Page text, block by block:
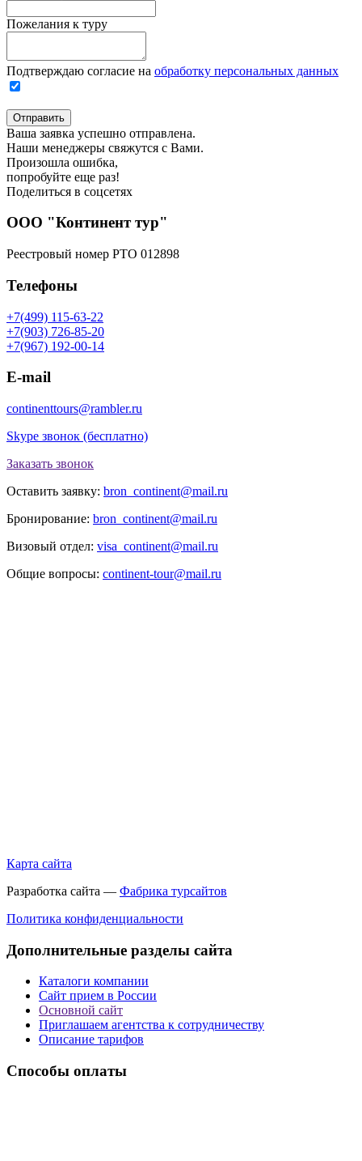
Пожелания к туру
Подтверждаю согласие на обработку персональных данных
Отправить
Ваша заявка успешно отправлена.
Наши менеджеры свяжутся с Вами.
Произошла ошибка,
попробуйте еще раз!
Поделиться в соцсетях
ООО "Континент тур"
Реестровый номер РТО 012898
Телефоны
+7(499) 115-63-22
+7(903) 726-85-20
+7(967) 192-00-14
E-mail
continenttours@rambler.ru
Skype звонок (бесплатно)
Заказать звонок
Оставить заявку: bron_continent@mail.ru
Бронирование: bron_continent@mail.ru
Визовый отдел: visa_continent@mail.ru
Общие вопросы: continent-tour@mail.ru
Карта сайта
Разработка сайта — Фабрика турсайтов
Политика конфиденциальности
Дополнительные разделы сайта
Каталоги компании
Сайт прием в России
Основной сайт
Приглашаем агентства к сотрудничеству
Описание тарифов
Способы оплаты